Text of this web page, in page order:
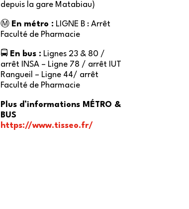
depuis la gare Matabiau)
Ⓜ️ En métro : LIGNE B : Arrêt
Faculté de Pharmacie
🚍 En bus : Lignes 23 & 80 /
arrêt INSA – Ligne 78 / arrêt IUT
Rangueil – Ligne 44/ arrêt
Faculté de Pharmacie
Plus d’informations MÉTRO &
BUS
https://www.tisseo.fr/